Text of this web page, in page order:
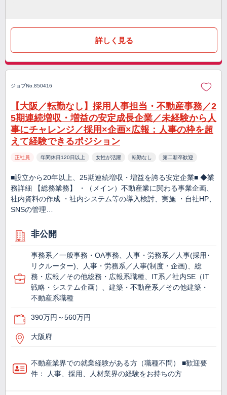
詳しく見る
ジョブNo.850416
【大阪／転勤なし】採用人事担当・不動産事務／2
5期連続増収・増益の安定成長企業／未経験から人
事にチャレンジ／採用×企画×広報：人事の枠を超
えて経験できるポジション
正社員 年間休日120日以上 女性が活躍 転勤なし 第二新卒歓迎
■設立から20年以上、25期連続増収・増益を誇る安定企業■ ◆業
務詳細 【総務業務】 ・（メイン）不動産業に関わる事業企画、
社内資料の作成 ・社内システム等の導入検討、実施 ・自社HP、
SNSの管理…
非公開
事務系／一般事務・OA事務、人事・労務系／人事(採用･
リクルーター)、人事・労務系／人事(制度・企画)、総
務・広報／その他総務・広報系職種、IT系／社内SE（IT
戦略・システム企画）、建築・不動産系／その他建築・
不動産系職種
390万円～560万円
大阪府
不動産業界での就業経験がある方（職種不問） ■歓迎要
件： 人事、採用、人材業界の経験をお持ちの方